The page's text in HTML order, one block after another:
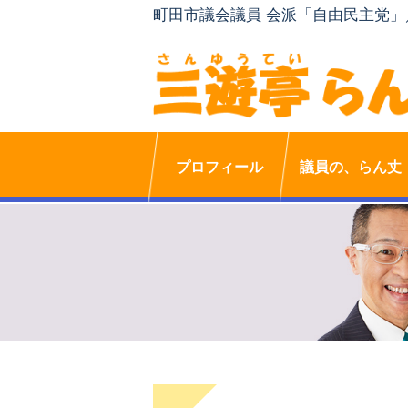
町田市議会議員 会派「自由民主党
プロフィール 議員の、らん丈